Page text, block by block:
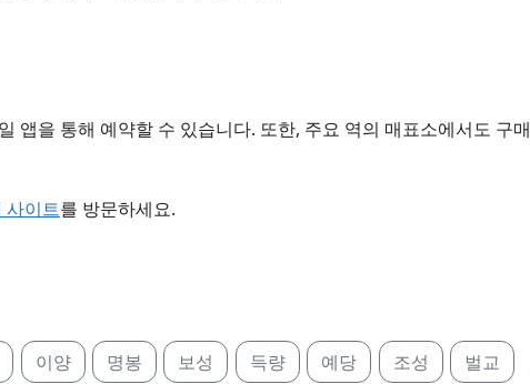
앱을 통해 예약할 수 있습니다. 또한, 주요 역의 매표소에서도 구매
사이트를 방문하세요.
이양 명봉 보성 득량 예당 조성 벌교